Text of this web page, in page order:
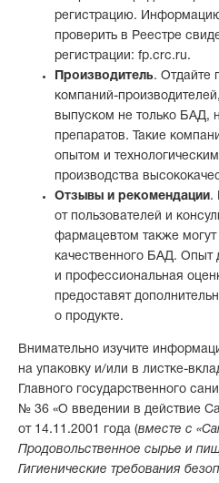
регистрацию.
проверить в Реестре
регистрации: fp.crc.ru.
Производитель. Отдайте
компаний-
выпуском не только БАД,
препаратов. Такие
опытом и
производства
Отзывы и рекомендации.
от пользователей и
фармацевтом также
качественного БАД. Опыт
и профессиональная
предоставят
о продукте.
Внимательно изучите
на упаковку и/или в листке-
Главного государственного
№ 36 «О введении в действие
от 14.11.2001 года (вместе с
Продовольственное сырье и
Гигиенические требования